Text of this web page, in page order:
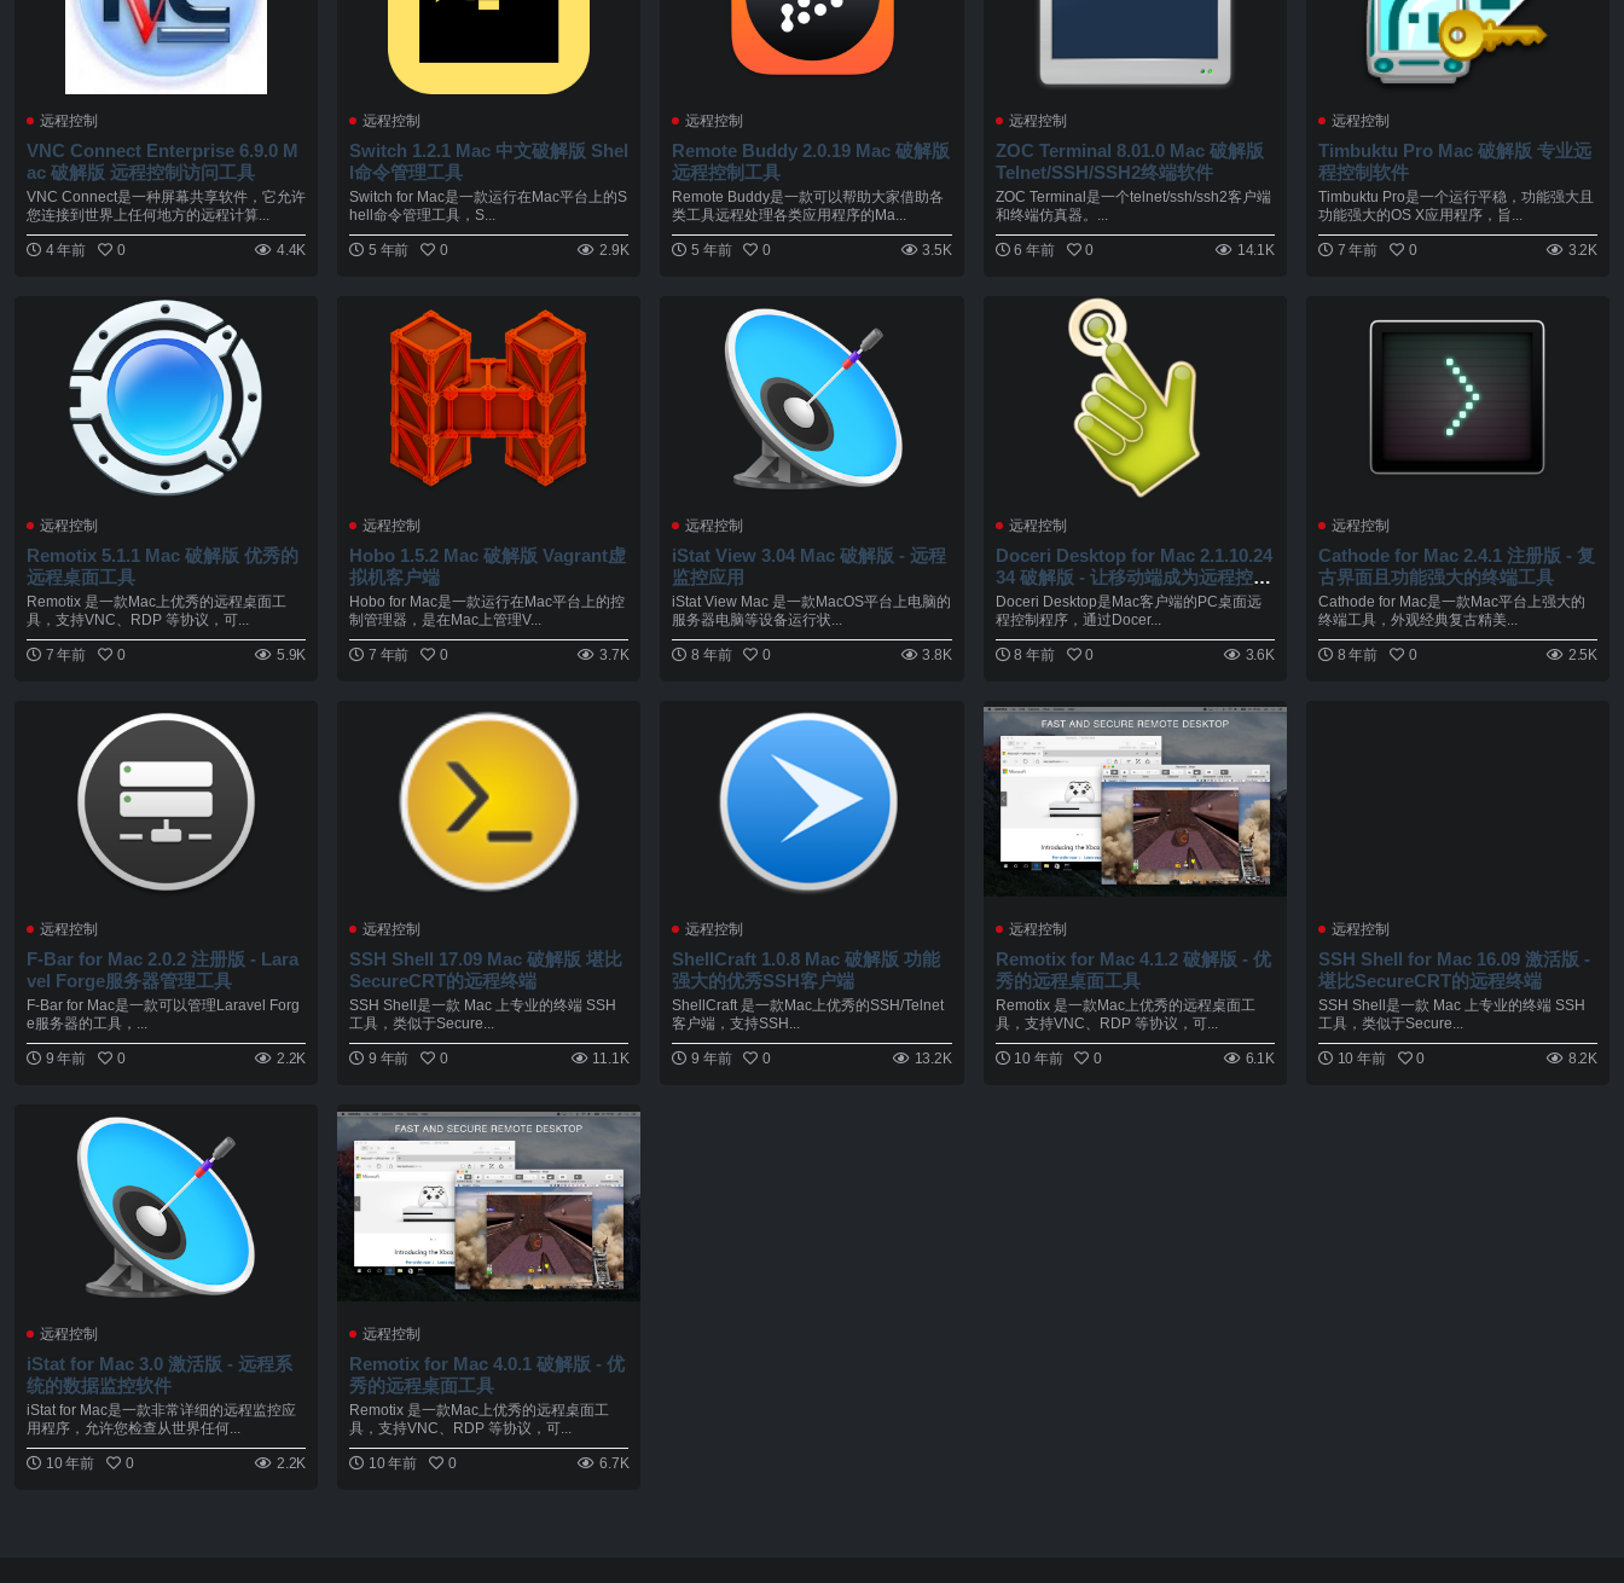
远程控制
VNC Connect Enterprise 6.9.0 M
ac 破解版 远程控制访问工具
VNC Connect是一种屏幕共享软件，它允许
您连接到世界上任何地方的远程计算...
4 年前 0 4.4K
远程控制
Switch 1.2.1 Mac 中文破解版 Shel
l命令管理工具
Switch for Mac是一款运行在Mac平台上的S
hell命令管理工具，S...
5 年前 0 2.9K
远程控制
Remote Buddy 2.0.19 Mac 破解版
远程控制工具
Remote Buddy是一款可以帮助大家借助各
类工具远程处理各类应用程序的Ma...
5 年前 0 3.5K
远程控制
ZOC Terminal 8.01.0 Mac 破解版
Telnet/SSH/SSH2终端软件
ZOC Terminal是一个telnet/ssh/ssh2客户端
和终端仿真器。...
6 年前 0 14.1K
远程控制
Timbuktu Pro Mac 破解版 专业远
程控制软件
Timbuktu Pro是一个运行平稳，功能强大且
功能强大的OS X应用程序，旨...
7 年前 0 3.2K
远程控制
Remotix 5.1.1 Mac 破解版 优秀的
远程桌面工具
Remotix 是一款Mac上优秀的远程桌面工
具，支持VNC、RDP 等协议，可...
7 年前 0 5.9K
远程控制
Hobo 1.5.2 Mac 破解版 Vagrant虚
拟机客户端
Hobo for Mac是一款运行在Mac平台上的控
制管理器，是在Mac上管理V...
7 年前 0 3.7K
远程控制
iStat View 3.04 Mac 破解版 - 远程
监控应用
iStat View Mac 是一款MacOS平台上电脑的
服务器电脑等设备运行状...
8 年前 0 3.8K
远程控制
Doceri Desktop for Mac 2.1.10.24
34 破解版 - 让移动端成为远程控制
器
Doceri Desktop是Mac客户端的PC桌面远
程控制程序，通过Docer...
8 年前 0 3.6K
远程控制
Cathode for Mac 2.4.1 注册版 - 复
古界面且功能强大的终端工具
Cathode for Mac是一款Mac平台上强大的
终端工具，外观经典复古精美...
8 年前 0 2.5K
远程控制
F-Bar for Mac 2.0.2 注册版 - Lara
vel Forge服务器管理工具
F-Bar for Mac是一款可以管理Laravel Forg
e服务器的工具，...
9 年前 0 2.2K
远程控制
SSH Shell 17.09 Mac 破解版 堪比
SecureCRT的远程终端
SSH Shell是一款 Mac 上专业的终端 SSH
工具，类似于Secure...
9 年前 0 11.1K
远程控制
ShellCraft 1.0.8 Mac 破解版 功能
强大的优秀SSH客户端
ShellCraft 是一款Mac上优秀的SSH/Telnet
客户端，支持SSH...
9 年前 0 13.2K
远程控制
Remotix for Mac 4.1.2 破解版 - 优
秀的远程桌面工具
Remotix 是一款Mac上优秀的远程桌面工
具，支持VNC、RDP 等协议，可...
10 年前 0 6.1K
远程控制
SSH Shell for Mac 16.09 激活版 -
堪比SecureCRT的远程终端
SSH Shell是一款 Mac 上专业的终端 SSH
工具，类似于Secure...
10 年前 0 8.2K
远程控制
iStat for Mac 3.0 激活版 - 远程系
统的数据监控软件
iStat for Mac是一款非常详细的远程监控应
用程序，允许您检查从世界任何...
10 年前 0 2.2K
远程控制
Remotix for Mac 4.0.1 破解版 - 优
秀的远程桌面工具
Remotix 是一款Mac上优秀的远程桌面工
具，支持VNC、RDP 等协议，可...
10 年前 0 6.7K